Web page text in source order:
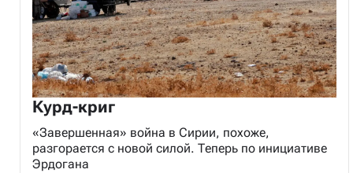
Курд-криг
«Завершенная» война в Сирии, похоже,
разгорается с новой силой. Теперь по инициативе
Эрдогана